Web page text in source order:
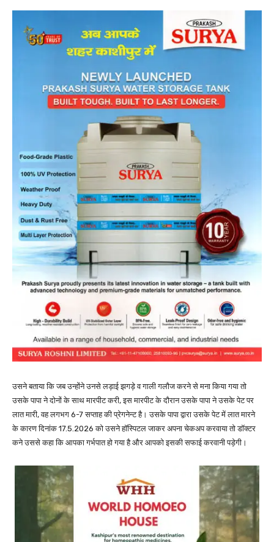
उसने बताया कि जब उन्होंने उनसे लड़ाई झगड़े व गाली गलौज करने से मना किया गया तो
उसके पापा ने दोनों के साथ मारपीट करी, इस मारपीट के दौरान उसके पापा ने उसके पेट पर
लात मारी, वह लगभग 6-7 सप्ताह की प्रेगनेन्ट है। उसके पापा द्वारा उसके पेट में लात मारने
के कारण दिनांक 17.5.2026 को उसने हॉस्पिटल जाकर अपना चेकअप करवाया तो डॉक्टर
कने उससे कहा कि आपका गर्भपात हो गया है और आपको इसकी सफाई करवानी पड़ेगी।